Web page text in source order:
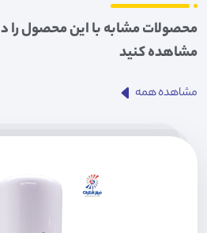
محصولات مشابه با این محصول را
مشاهده کنید
مشاهده همه